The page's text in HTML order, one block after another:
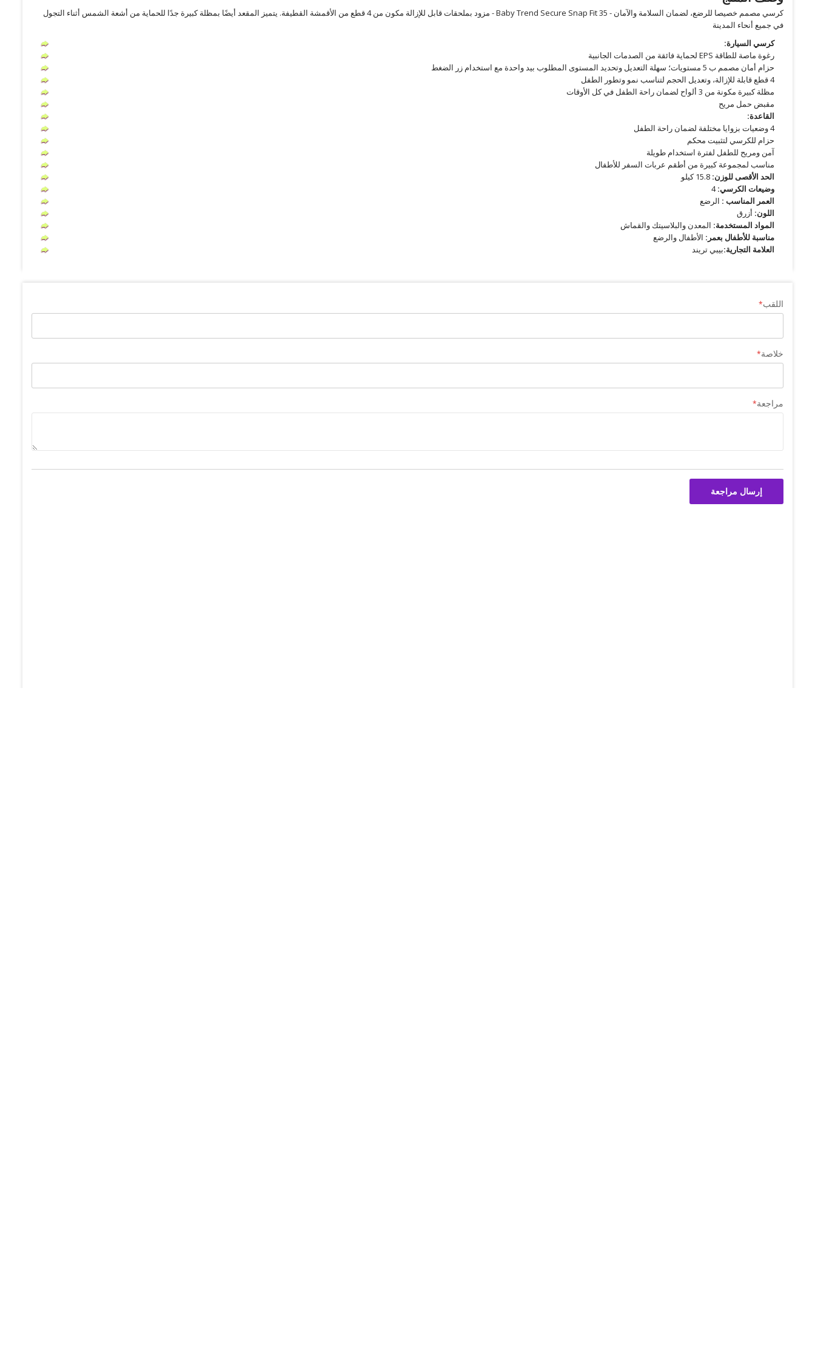
كرسي مصمم خصيصا للرضع، لضمان السلامة والآمان - Baby Trend Secure Snap Fit 35 - مزود بملحقات قابل للإزالة مكون من 4 قطع من الأقمشة القطيفة. يتميز المقعد أيضًا بمظلة كبيرة جدًا للحماية من أشعة الشمس أثناء التجول
في جميع أنحاء المدينة
كرسي السيارة:
رغوة ماصة للطاقة EPS لحماية فائقة من الصدمات الجانبية
حزام أمان مصمم ب 5 مستويات؛ سهلة التعديل وتحديد المستوى المطلوب بيد واحدة مع استخدام زر الضغط
4 قطع قابلة للإزالة، وتعديل الحجم لتناسب نمو وتطور الطفل
مظلة كبيرة مكونة من 3 ألواح لضمان راحة الطفل في كل الأوقات
مقبض حمل مريح
القاعدة:
4 وضعيات بزوايا مختلفة لضمان راحة الطفل
حزام للكرسي لتثبيت محكم
آمن ومريح للطفل لفترة استخدام طويلة
مناسب لمجموعة كبيرة من أطقم عربات السفر للأطفال
الحد الأقصى للوزن:
وضيعات الكرسي:4
العمر المناسب : الرضع
اللون: أزرق
المواد المستخدمة: المعدن والبلاسيتك والقماش
مناسبة للأطفال بعمر: الأطفال والرضع
العلامة التجارية:بيبي تريند
اللقب
خلاصة
مراجعة
إرسال مراجعة